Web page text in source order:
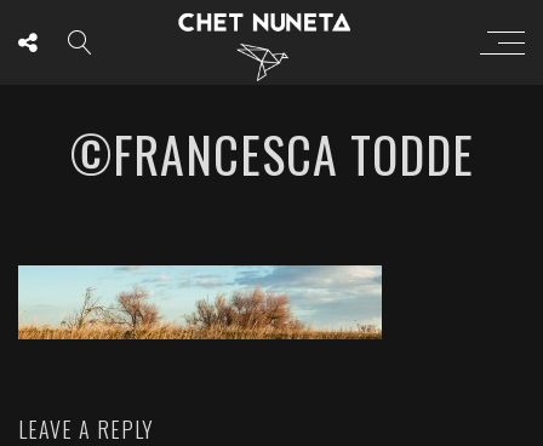
©FRANCESCA TODDE
LEAVE A REPLY